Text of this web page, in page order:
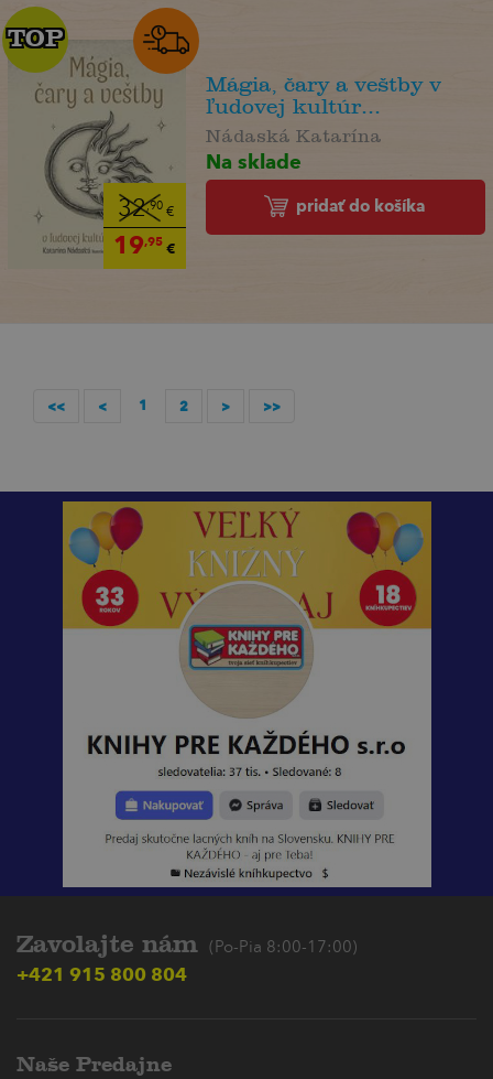
32,90€
19,95€
TOP
TOP
Mágia, čary a veštby v
ľudovej kultúr...
Nádaská Katarína
Na sklade
pridať do košíka
<< < 1 2 > >>
Zavolajte nám (Po-Pia 8:00-17:00)
+421 915 800 804
Naše Predajne